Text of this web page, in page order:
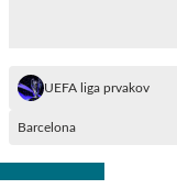
UEFA liga prvakov
Barcelona